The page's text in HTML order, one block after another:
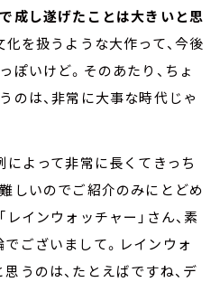
成し遂げたことは大きいと思
化を扱うような大作って、今後
ぽいけど。そのあたり、ちょ
のは、非常に大事な時代じゃ
によって非常に長くてきっち
しいのでご紹介のみにとどめ
レインウォッチャー」さん、素
ございまして。レインウォ
うのは、たとえばですね、デ